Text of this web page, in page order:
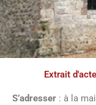
Extrait
S’adresser : à la